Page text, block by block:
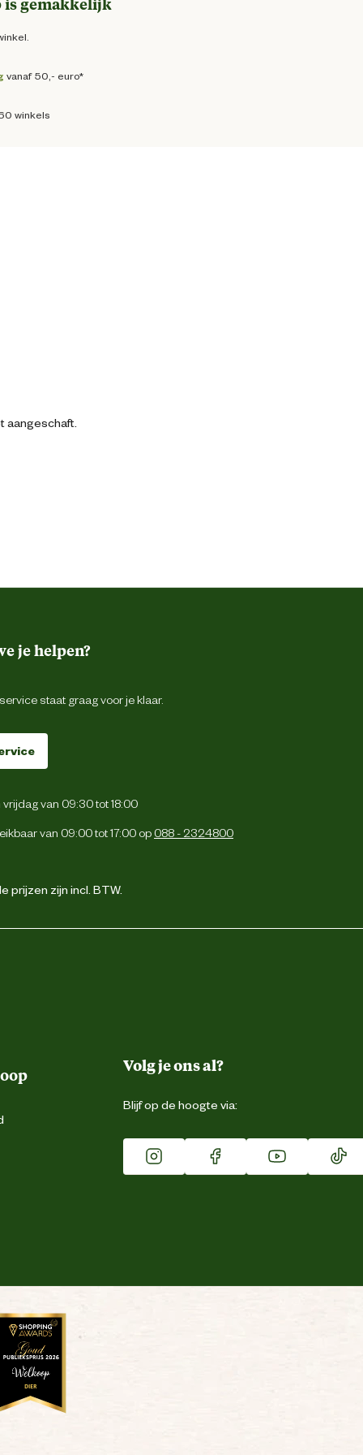
is gemakkelijk
vanaf 50,- euro*
winkels
aangeschaft.
je helpen?
staat graag voor je klaar.
van 09:30 tot 18:00
van 09:00 tot 17:00 op 088 - 2324800
prijzen zijn incl. BTW.
Volg je ons al?
Blijf op de hoogte via: